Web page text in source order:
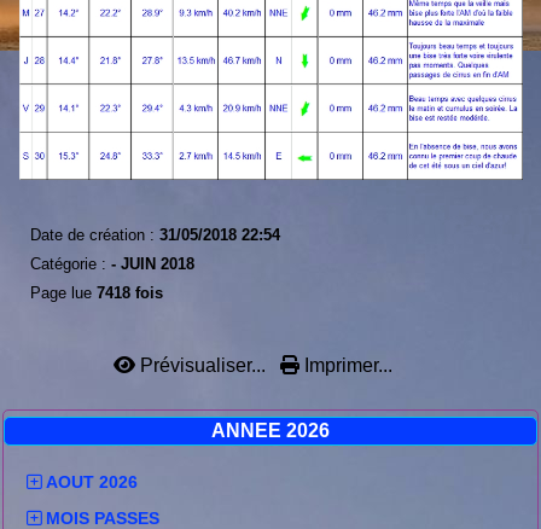
ANNEE 2026
AOUT 2026
MOIS PASSES
Date de création : 31/05/2018 22:54
Catégorie : - JUIN 2018
Page lue 7418 fois
Prévisualiser... Imprimer...